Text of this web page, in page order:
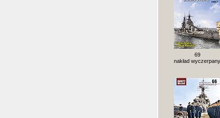
69
nakład wyczerpany